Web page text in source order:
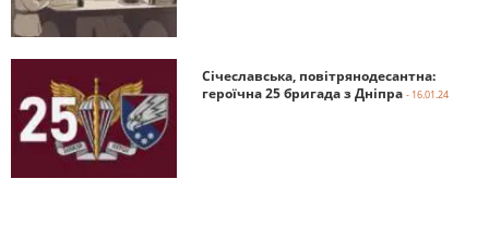
Січеславська, повітрянодесантна:
героїчна 25 бригада з Дніпра - 16.01.24